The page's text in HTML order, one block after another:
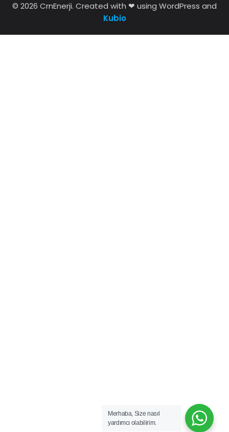
© 2026 CrnEnerji. Created with ❤ using WordPress and
Kubio
Merhaba, Size nasıl
yardımcı olabilirim.